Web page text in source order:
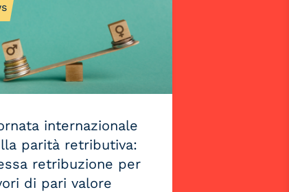
internazionale
parità retributiva:
retribuzione per
di pari valore